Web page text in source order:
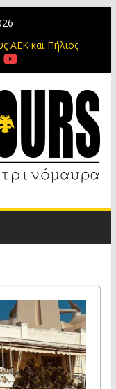
mentality της
νικητής (video)
ΑΕΚ και Πήλιος
είναι πολύ
για το Super
20.000 κόσμο με